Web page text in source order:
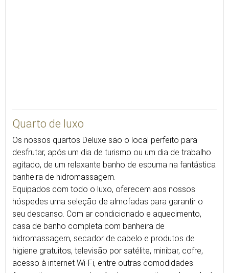
Quarto de luxo
Os nossos quartos Deluxe são o local perfeito para
desfrutar, após um dia de turismo ou um dia de trabalho
agitado, de um relaxante banho de espuma na fantástica
banheira de hidromassagem.
Equipados com todo o luxo, oferecem aos nossos
hóspedes uma seleção de almofadas para garantir o
seu descanso. Com ar condicionado e aquecimento,
casa de banho completa com banheira de
hidromassagem, secador de cabelo e produtos de
higiene gratuitos, televisão por satélite, minibar, cofre,
acesso à internet Wi-Fi, entre outras comodidades.